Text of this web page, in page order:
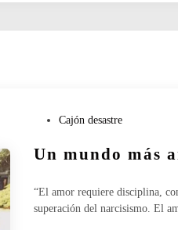
b
i
Cajón desastre
Un mundo más
“El amor requiere disciplina,
superación del narcisismo. El